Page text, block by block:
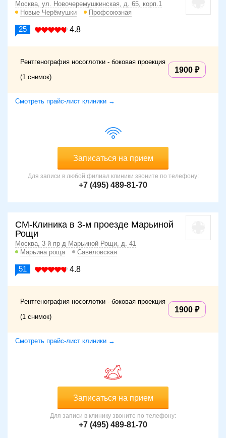
Москва, ул. Новочеремушкинская, д. 65, корп.1
Новые Черёмушки
Профсоюзная
25 4.8
Рентгенография носоглотки - боковая проекция
(1 снимок)
1900
Смотреть прайс-лист клиники →
Записаться на прием
Для записи в любой филиал клиники звоните по телефону:
+7 (495) 489-81-70
СМ-Клиника в 3-м проезде Марьиной
Рощи
Москва, 3-й пр-д Марьиной Рощи, д. 41
Марьина роща
Савёловская
51 4.8
Рентгенография носоглотки - боковая проекция
(1 снимок)
1900
Смотреть прайс-лист клиники →
Записаться на прием
Для записи в клинику звоните по телефону:
+7 (495) 489-81-70